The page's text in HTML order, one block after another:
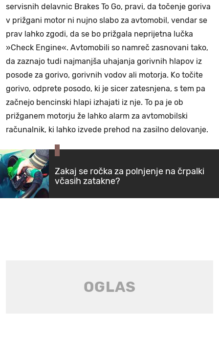
servisnih delavnic Brakes To Go, pravi, da točenje goriva
v prižgani motor ni nujno slabo za avtomobil, vendar se
prav lahko zgodi, da se bo prižgala neprijetna lučka
»Check Engine«. Avtomobili so namreč zasnovani tako,
da zaznajo tudi najmanjša uhajanja gorivnih hlapov iz
posode za gorivo, gorivnih vodov ali motorja. Ko točite
gorivo, odprete posodo, ki je sicer zatesnjena, s tem pa
začnejo bencinski hlapi izhajati iz nje. To pa je ob
prižganem motorju že lahko alarm za avtomobilski
računalnik, ki lahko izvede prehod na zasilno delovanje.
Zakaj se ročka za polnjenje na črpalki
včasih zatakne?